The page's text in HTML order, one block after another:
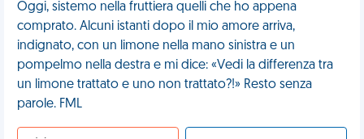
Oggi, sistemo nella fruttiera quelli che ho appena
comprato. Alcuni istanti dopo il mio amore arriva,
indignato, con un limone nella mano sinistra e un
pompelmo nella destra e mi dice: «Vedi la differenza tra
un limone trattato e uno non trattato?!» Resto senza
parole. FML